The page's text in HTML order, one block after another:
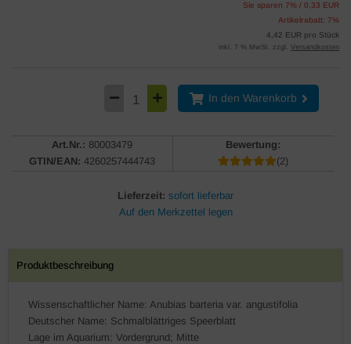
Sie sparen 7% / 0,33 EUR
Artikelrabatt: 7%
4,42 EUR pro Stück
inkl. 7 % MwSt. zzgl. Versandkosten
In den Warenkorb
Art.Nr.: 80003479
GTIN/EAN: 4260257444743
Bewertung:
(2)
Lieferzeit: sofort lieferbar
Produktbeschreibung
Wissenschaftlicher Name: Anubias barteria var. angustifolia
Deutscher Name: Schmalblättriges Speerblatt
Lage im Aquarium: Vordergrund; Mitte